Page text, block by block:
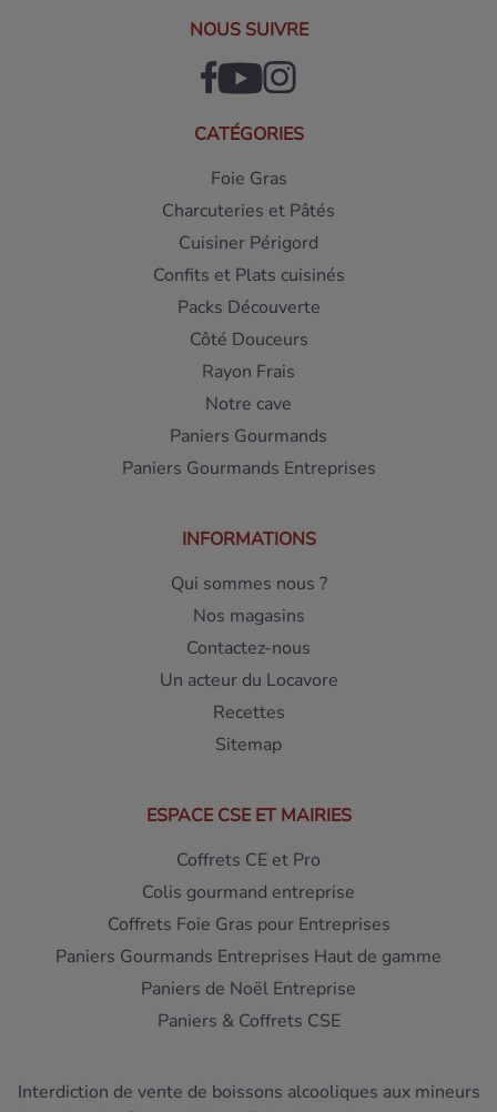
NOUS SUIVRE
CATÉGORIES
Foie Gras
Charcuteries et Pâtés
Cuisiner Périgord
Confits et Plats cuisinés
Packs Découverte
Côté Douceurs
Rayon Frais
Notre cave
Paniers Gourmands
Paniers Gourmands Entreprises
INFORMATIONS
Qui sommes nous ?
Nos magasins
Contactez-nous
Un acteur du Locavore
Recettes
Sitemap
ESPACE CSE ET MAIRIES
Coffrets CE et Pro
Colis gourmand entreprise
Coffrets Foie Gras pour Entreprises
Paniers Gourmands Entreprises Haut de gamme
Paniers de Noël Entreprise
Paniers & Coffrets CSE
Interdiction de vente de boissons alcooliques aux mineurs